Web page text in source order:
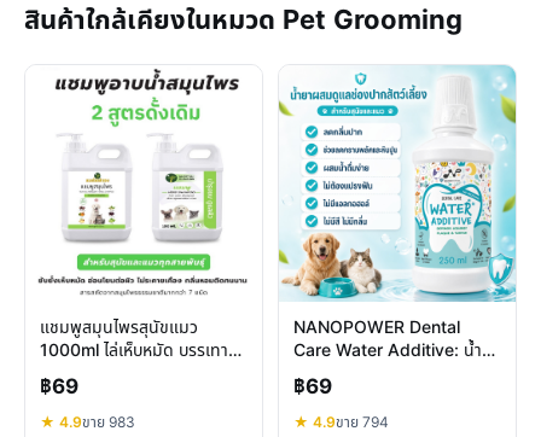
สินค้าใกล้เคียงในหมวด Pet Grooming
แชมพูสมุนไพรสุนัขแมว
1000ml ไล่เห็บหมัด บรรเทา
ผิวหนัง บำรุงขนสวย ปลอดภัย
฿69
★ 4.9ขาย 983
NANOPOWER Dental
Care Water Additive: น้ำยา
ผสมน้ำลดกลิ่นปากหินปูนหมา
แมว
฿69
★ 4.9ขาย 794